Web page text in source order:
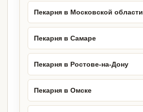
Пекарня в Московской области
Пекарня в Самаре
Пекарня в Ростове-на-Дону
Пекарня в Омске